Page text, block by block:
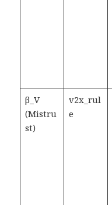
β_V
(Mistru
st)
v2x_rul
e